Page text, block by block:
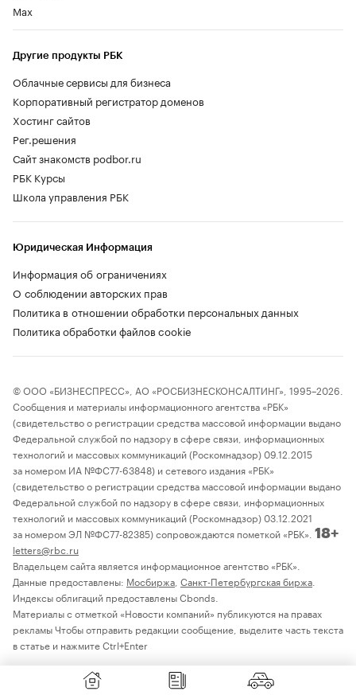
Max
Другие продукты РБК
Облачные сервисы для бизнеса
Корпоративный регистратор доменов
Хостинг сайтов
Рег.решения
Сайт знакомств podbor.ru
РБК Курсы
Школа управления РБК
Юридическая Информация
Информация об ограничениях
О соблюдении авторских прав
Политика в отношении обработки персональных данных
Политика обработки файлов cookie
© ООО «БИЗНЕСПРЕСС», АО «РОСБИЗНЕСКОНСАЛТИНГ», 1995–2026.
Сообщения и материалы информационного агентства «РБК»
(свидетельство о регистрации средства массовой информации выдано
Федеральной службой по надзору в сфере связи, информационных
технологий и массовых коммуникаций (Роскомнадзор) 09.12.2015
за номером ИА №ФС77-63848) и сетевого издания «РБК»
(свидетельство о регистрации средства массовой информации выдано
Федеральной службой по надзору в сфере связи, информационных
технологий и массовых коммуникаций (Роскомнадзор) 03.12.2021
за номером ЭЛ №ФС77-82385) сопровождаются пометкой «РБК». 18+
letters@rbc.ru
Владельцем сайта является информационное агентство «РБК».
Данные предоставлены: Мосбиржа Санкт-Петербургская биржа
Индексы облигаций предоставлены Cbonds.
Материалы с отметкой «Новости компаний» публикуются на правах
рекламы Чтобы отправить редакции сообщение, выделите часть текста
в статье и нажмите Ctrl+Enter